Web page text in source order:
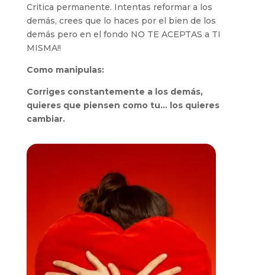
Critica permanente. Intentas reformar a los
demás, crees que lo haces por el bien de los
demás pero en el fondo NO TE ACEPTAS a TI
MISMA!!
Como manipulas:
Corriges constantemente a los demás,
quieres que piensen como tu… los quieres
cambiar.